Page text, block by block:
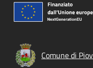
Comune di